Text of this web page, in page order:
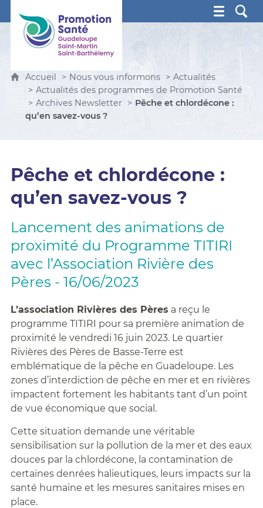
Promotion Santé Guadeloupe, Saint-Martin, Saint
Accueil Nous vous informons
Actualités
Actualités des programmes de Promotion Santé
Archives Newsletter
Pêche et chlordécone :
qu’en savez-vous ?
Pêche et chlordécone :
qu’en savez-vous ?
Lancement des animations de
proximité du Programme TITIRI
avec l’Association Rivière des
Pères - 16/06/2023
L’association Rivières des Pères a reçu le
programme TITIRI pour sa première animation de
proximité le vendredi 16 juin 2023. Le quartier
Rivières des Pères de Basse-Terre est
emblématique de la pêche en Guadeloupe. Les
zones d’interdiction de pêche en mer et en rivières
impactent fortement les habitants tant d’un point
de vue économique que social.
Cette situation demande une véritable
sensibilisation sur la pollution de la mer et des eaux
douces par la chlordécone, la contamination de
certaines denrées halieutiques, leurs impacts sur la
santé humaine et les mesures sanitaires mises en
place.